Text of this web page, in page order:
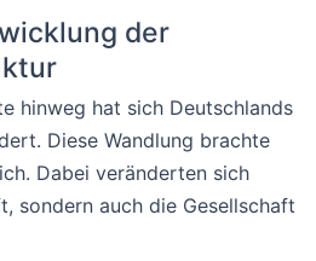
der
hinweg hat sich Deutschlands
Diese Wandlung brachte
Dabei veränderten sich
sondern auch die Gesellschaft